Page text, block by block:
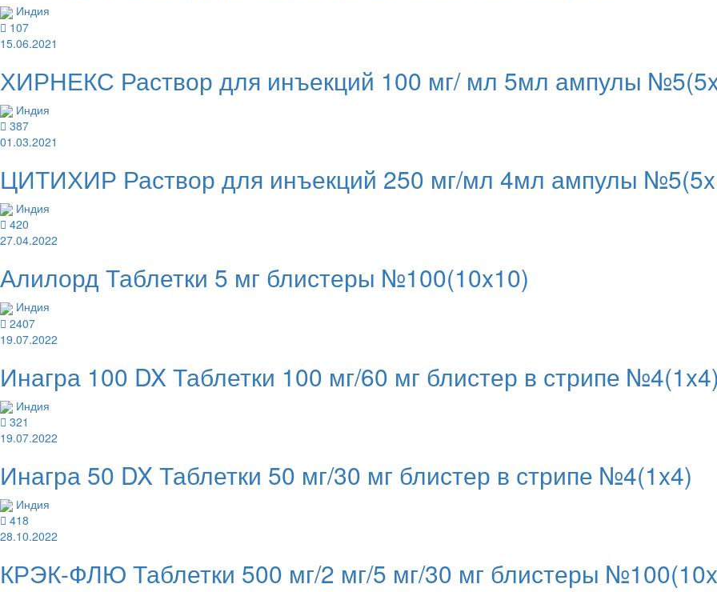
Индия
107
15.06.2021
ХИРНЕКС Раствор для инъекций 100 мг/ мл 5мл ампулы
Индия
387
01.03.2021
ЦИТИХИР Раствор для инъекций 250 мг/мл 4мл ампулы
Индия
420
27.04.2022
Алилорд Таблетки 5 мг блистеры №100(10x10)
Индия
2407
19.07.2022
Инагра 100 DX Таблетки 100 мг/60 мг блистер в стрипе
Индия
321
19.07.2022
Инагра 50 DX Таблетки 50 мг/30 мг блистер в стрипе №4(1x4)
Индия
418
28.10.2022
КРЭК-ФЛЮ Таблетки 500 мг/2 мг/5 мг/30 мг блистеры